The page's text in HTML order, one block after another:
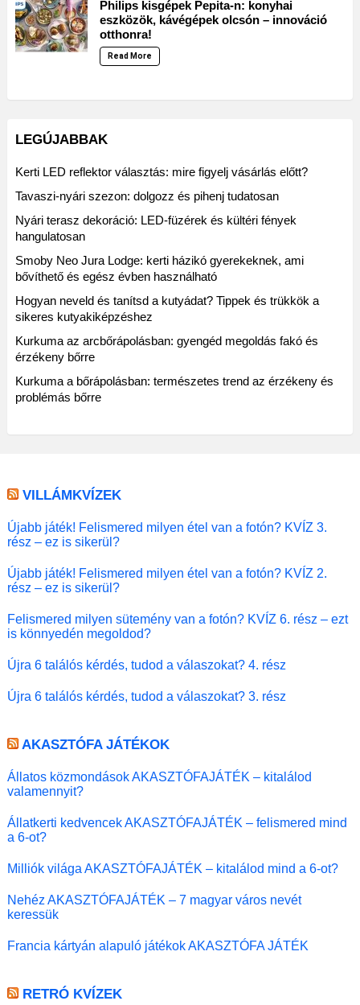
Philips kisgépek Pepita-n: konyhai
eszközök, kávégépek olcsón – innováció
otthonra!
Read More
LEGÚJABBAK
Kerti LED reflektor választás: mire figyelj vásárlás előtt?
Tavaszi-nyári szezon: dolgozz és pihenj tudatosan
Nyári terasz dekoráció: LED-füzérek és kültéri fények
hangulatosan
Smoby Neo Jura Lodge: kerti házikó gyerekeknek, ami
bővíthető és egész évben használható
Hogyan neveld és tanítsd a kutyádat? Tippek és trükkök a
sikeres kutyakiképzéshez
Kurkuma az arcbőrápolásban: gyengéd megoldás fakó és
érzékeny bőrre
Kurkuma a bőrápolásban: természetes trend az érzékeny és
problémás bőrre
VILLÁMKVÍZEK
Újabb játék! Felismered milyen étel van a fotón? KVÍZ 3.
rész – ez is sikerül?
Újabb játék! Felismered milyen étel van a fotón? KVÍZ 2.
rész – ez is sikerül?
Felismered milyen sütemény van a fotón? KVÍZ 6. rész – ezt
is könnyedén megoldod?
Újra 6 találós kérdés, tudod a válaszokat? 4. rész
Újra 6 találós kérdés, tudod a válaszokat? 3. rész
AKASZTÓFA JÁTÉKOK
Állatos közmondások AKASZTÓFAJÁTÉK – kitalálod
valamennyit?
Állatkerti kedvencek AKASZTÓFAJÁTÉK – felismered mind
a 6-ot?
Milliók világa AKASZTÓFAJÁTÉK – kitalálod mind a 6-ot?
Nehéz AKASZTÓFAJÁTÉK – 7 magyar város nevét
keressük
Francia kártyán alapuló játékok AKASZTÓFA JÁTÉK
RETRÓ KVÍZEK